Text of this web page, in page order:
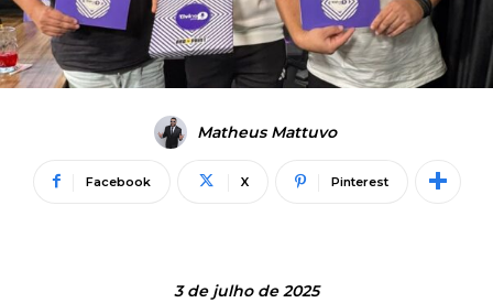
Matheus Mattuvo
Facebook X Pinterest
3 de julho de 2025